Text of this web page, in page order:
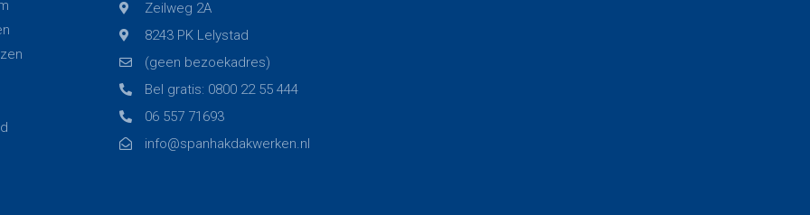
Zeilweg 2A
8243 PK Lelystad
(geen bezoekadres)
Bel gratis: 0800 22 55 444
06 557 71693
info@spanhakdakwerken.nl